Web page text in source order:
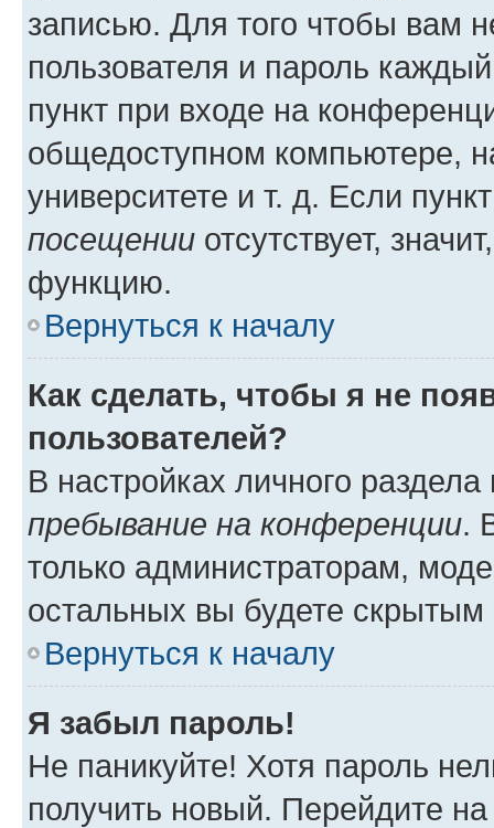
записью. Для того чтобы вам
пользователя и пароль
пункт при входе на
общедоступном компьютере,
университете и т. д. Если
посещении отсутствует,
функцию.
Вернуться к началу
Как сделать, чтобы я не
пользователей?
В настройках личного
пребывание на конференции.
только администраторам,
остальных вы будете скрытым
Вернуться к началу
Я забыл пароль!
Не паникуйте! Хотя пароль
получить новый. Перейдите